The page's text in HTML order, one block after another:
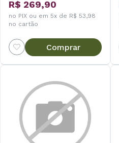
R$ 269,90
no PIX ou em 5x de R$ 53,98
no cartão
Comprar